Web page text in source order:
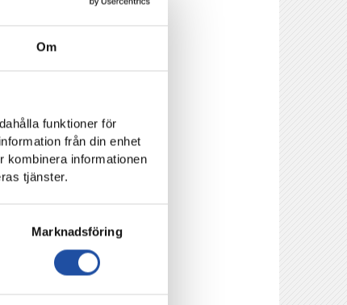
Om
funktioner för
från din enhet
kombinera informationen
tjänster.
Marknadsföring
inga smickrande
jäkla arbete. Sen
på ett bättre